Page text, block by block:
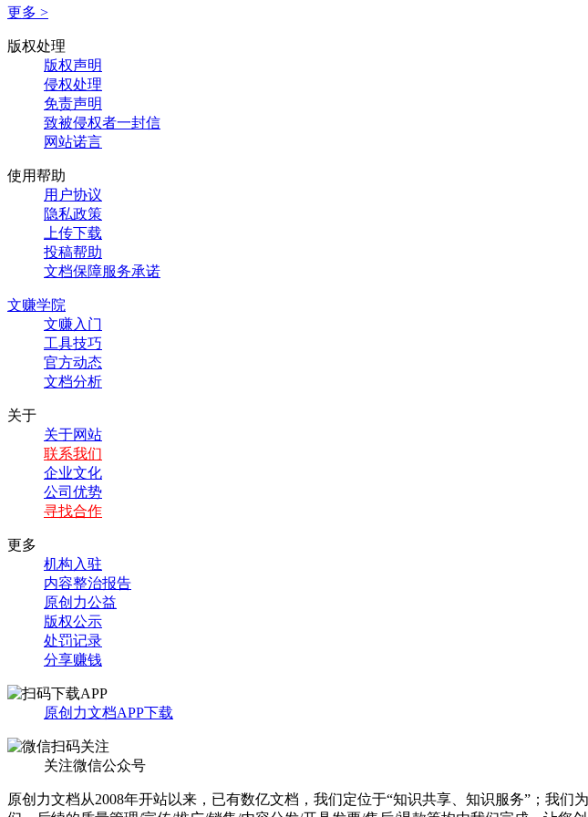
更多 >
版权处理
版权声明
侵权处理
免责声明
致被侵权者一封信
网站诺言
使用帮助
用户协议
隐私政策
上传下载
投稿帮助
文档保障服务承诺
文赚学院
文赚入门
工具技巧
官方动态
文档分析
关于
关于网站
联系我们
企业文化
公司优势
寻找合作
更多
机构入驻
内容整治报告
原创力公益
版权公示
处罚记录
分享赚钱
原创力文档APP下载
关注微信公众号
原创力文档从2008年开站以来，已有数亿文档，我们定位于“知识共享、知识服务”；我